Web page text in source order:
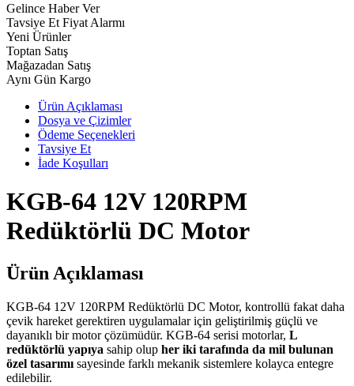
Gelince Haber Ver
Tavsiye Et Fiyat Alarmı
Yeni Ürünler
Toptan Satış
Mağazadan Satış
Aynı Gün Kargo
Ürün Açıklaması
Dosya ve Çizimler
Ödeme Seçenekleri
Tavsiye Et
İade Koşulları
KGB-64 12V 120RPM
Redüktörlü DC Motor
Ürün Açıklaması
KGB-64 12V 120RPM Redüktörlü DC Motor, kontrollü fakat daha
çevik hareket gerektiren uygulamalar için geliştirilmiş güçlü ve
dayanıklı bir motor çözümüdür. KGB-64 serisi motorlar, L
redüktörlü yapıya sahip olup her iki tarafında da mil bulunan
özel tasarımı sayesinde farklı mekanik sistemlere kolayca entegre
edilebilir.